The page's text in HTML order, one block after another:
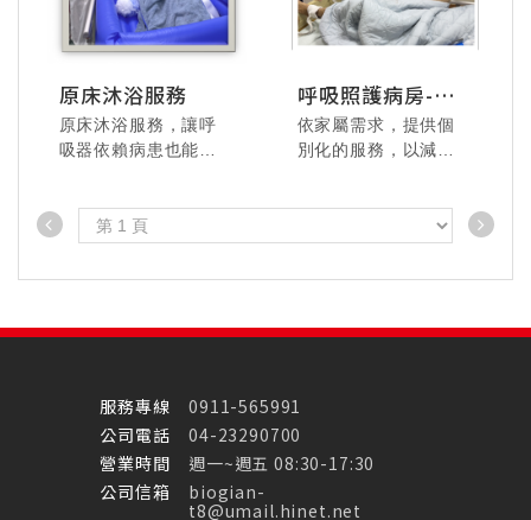
115.07.24 美悅居家 -
好好放鬆，身心愉
115.07.14 美達居家-
【玩具總動員5】，飛
115.7.4 業務科聚餐 -
溢，用肉肉累積能
量。
115.07.29 忠港醫院
療癒的享受。
115.07.29 忠港醫院
- 沉浸式的舒壓時
光，把累積的疲勞一
原床沐浴服務
原床沐浴服務，讓呼
吸器依賴病患也能體
呼吸照護病房-復
健服務
依家屬需求，提供個
別化的服務，以減少
服務專線
0911-565991
公司電話
04-23290700
營業時間
週一~週五 08:30-17:30
公司信箱
biogian-
t8@umail.hinet.net